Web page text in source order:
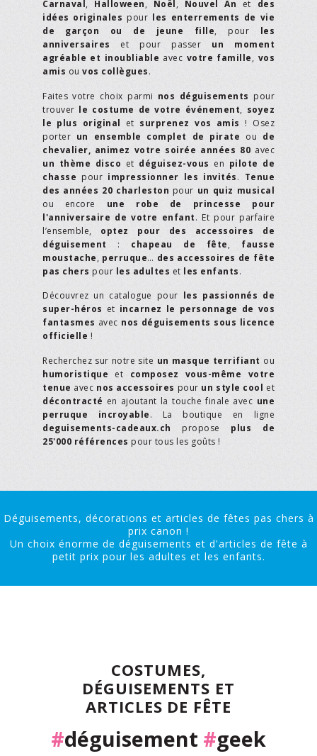
Carnaval , Halloween, Noël , Nouvel An et des
idées originales pour les enterrements de vie
de garçon ou de jeune fille, pour les
anniversaires et pour passer un moment
agréable et inoubliable avec votre famille, vos
amis ou vos collègues.
Faites votre choix parmi nos déguisements pour
trouver le costume de votre événement, soyez
le plus original et surprenez vos amis ! Osez
porter un ensemble complet de pirate ou de
chevalier, animez votre soirée années 80 avec
un thème disco et déguisez-vous en pilote de
chasse pour impressionner les invités. Tenue
des années 20 charleston pour un quiz musical
ou encore une robe de princesse pour
l'anniversaire de votre enfant. Et pour parfaire
l’ensemble, optez pour des accessoires de
déguisement : chapeau de fête, fausse
moustache, perruque… des accessoires de fête
pas chers pour les adultes et les enfants.
Découvrez un catalogue pour les passionnés de
super-héros et incarnez le personnage de vos
fantasmes avec nos déguisements sous licence
officielle !
Recherchez sur notre site un masque terrifiant ou
humoristique et composez vous-même votre
tenue avec nos accessoires pour un style cool et
décontracté en ajoutant la touche finale avec une
perruque incroyable. La boutique en ligne
deguisements-cadeaux.ch propose plus de
25'000 références pour tous les goûts !
Déguisements, décorations et articles de fêtes pas chers à
prix canon !
Un choix énorme de déguisements et d'articles de fête à
petit prix pour les adultes et les enfants.
COSTUMES,
DÉGUISEMENTS ET
ARTICLES DE FÊTE
#déguisement #geek